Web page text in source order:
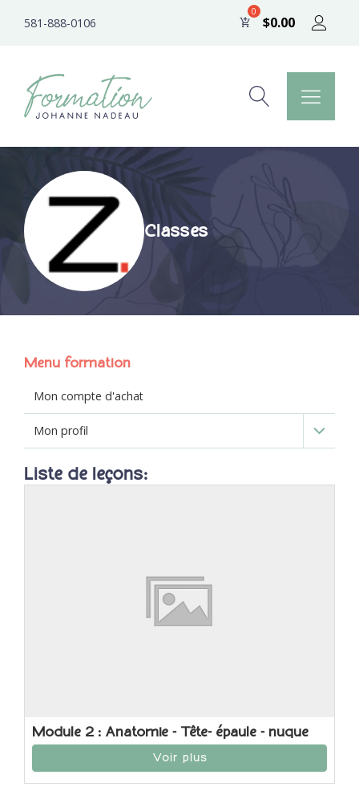
581-888-0106 $0.00
Classes
Menu formation
Mon compte d'achat
Mon profil
Liste de leçons:
Module 2 : Anatomie - Tête- épaule - nuque
Voir plus